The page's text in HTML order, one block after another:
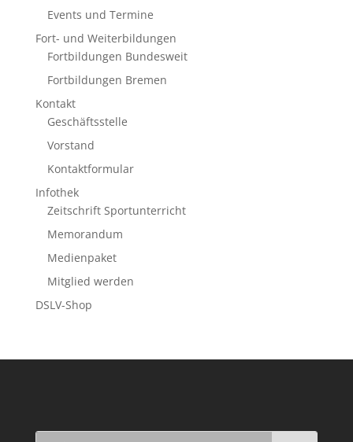
Events und Termine
Fort- und Weiterbildungen
Fortbildungen Bundesweit
Fortbildungen Bremen
Kontakt
Geschäftsstelle
Vorstand
Kontaktformular
Infothek
Zeitschrift Sportunterricht
Memorandum
Medienpaket
Mitglied werden
DSLV-Shop